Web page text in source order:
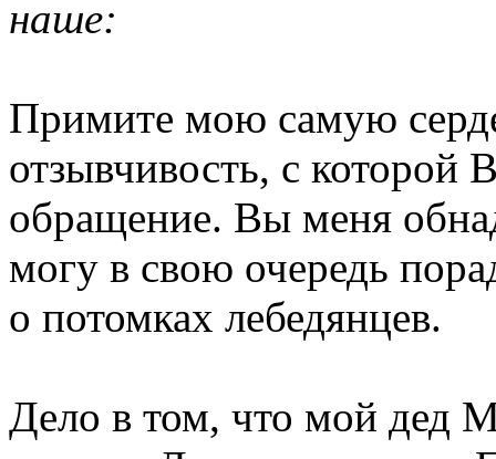
наше:
Примите мою самую
отзывчивость, с которой
обращение. Вы меня
могу в свою очередь
о потомках лебедянцев.
Дело в том, что мой дед